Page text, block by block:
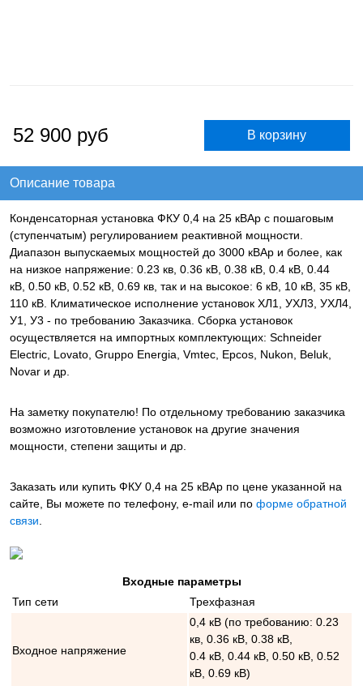
52 900 руб
Описание товара
Конденсаторная установка ФКУ 0,4 на 25 кВАр с пошаговым
(ступенчатым) регулированием реактивной мощности.
Диапазон выпускаемых мощностей до 3000 кВАр и более, как
на низкое напряжение: 0.23 кв, 0.36 кВ, 0.38 кВ, 0.4 кВ, 0.44
кВ, 0.50 кВ, 0.52 кВ, 0.69 кв, так и на высокое: 6 кВ, 10 кВ, 35 кВ,
110 кВ. Климатическое исполнение установок ХЛ1, УХЛ3, УХЛ4,
У1, У3 - по требованию Заказчика. Сборка установок
осуществляется на импортных комплектующих: Schneider
Electric, Lovato, Gruppo Energia, Vmtec, Epcos, Nukon, Beluk,
Novar и др.
На заметку покупателю! По отдельному требованию заказчика
возможно изготовление установок на другие значения
мощности, степени защиты и др.
Заказать или купить ФКУ 0,4 на 25 кВАр по цене указанной на
сайте, Вы можете по телефону, e-mail или по форме обратной
связи.
Входные параметры
Тип сети
Трехфазная
Входное напряжение
0,4 кВ (по требованию: 0.23
кв, 0.36 кВ, 0.38 кВ,
0.4 кВ, 0.44 кВ, 0.50 кВ, 0.52
кВ, 0.69 кВ)